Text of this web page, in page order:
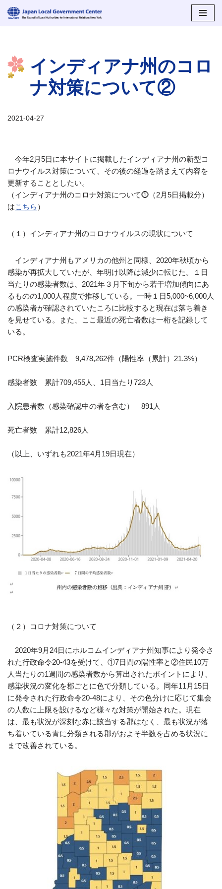
ン
ツ
ッ
インディアナ州のコロ
ナ対策について②
2021-04-27
今年2月5日に本サイトに掲載したインディアナ州の新型コ
ロナウイルス対策について、その後の経過を踏まえて内容を
更新することとしたい。
（インディアナ州のコロナ対策について⓵（2月5日掲載分）
はこちら ）
（１）インディアナ州のコロナウイルスの現状について
インディアナ州もアメリカの他州と同様、2020年秋頃から
感染が再拡大していたが、年明け以降は減少に転じた。１日
当たりの感染者数は、2021年３月下旬から若干増加傾向にあ
るものの1,000人程度で推移している。一時１日5,000~6,000人
の感染者が確認されていたころに比較すると現在は落ち着き
を見せている。また、ここ最近の死亡者数は一桁を記録して
いる。
PCR検査実施件数 9,478,262件（陽性率（累計）21.3%）
感染者数 累計709,455人、1日当たり723人
入院患者数（感染確認中の者を含む） 891人
死亡者数 累計12,826人
（以上、いずれも2021年4月19日現在）
（２）コロナ対策について
2020年9月24日にホルコムインディアナ州知事により発令さ
れた行政命令20-43を受けて、①7日間の陽性率と②住民10万
人当たりの1週間の感染者数から算出されたポイントにより、
感染状況の変化を郡ごとに色で分類している。同年11月15日
に発令された行政命令20-48により、その色分けに応じて集会
の人数に上限を設けるなど様々な対策が開始された。現在
は、最も状況が深刻な赤に該当する郡はなく、最も状況が落
ち着いている青に分類される郡がおよそ半数を占める状況に
まで改善されている。